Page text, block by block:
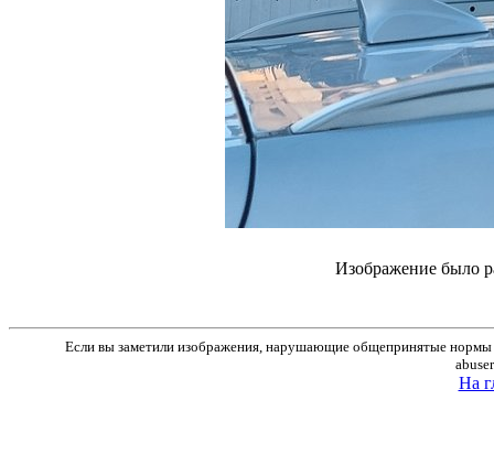
Изображение было
Если вы заметили изображения, нарушающие общепринятые нормы
На